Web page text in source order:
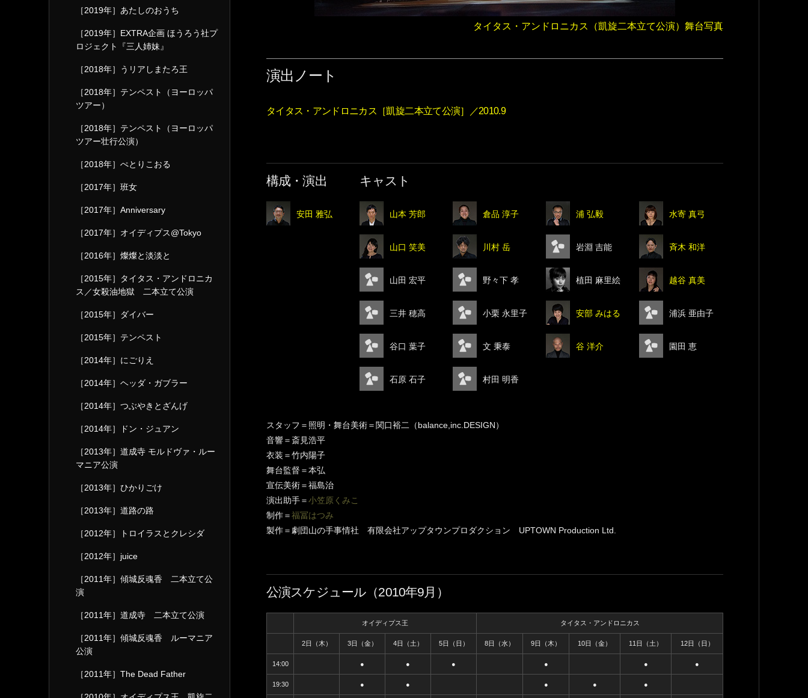
タイタス・アンドロニカス（凱旋二本立て公演）舞台写真
演出ノート
タイタス・アンドロニカス［凱旋二本立て公演］／2010.9
構成・演出
安田 雅弘
キャスト
山本 芳郎 倉品 淳子 浦 弘毅 水寄 真弓
山口 笑美 川村 岳 岩淵 吉能 斉木 和洋
山田 宏平 野々下 孝 植田 麻里絵 越谷 真美
三井 穂高 小栗 永里子 安部 みはる 浦浜 亜由子
谷口 葉子 文 秉泰 谷 洋介 園田 恵
石原 石子 村田 明香
スタッフ＝照明・舞台美術＝関口裕二（balance,inc.DESIGN）
音響＝斎見浩平
衣装＝竹内陽子
舞台監督＝本弘
宣伝美術＝福島治
演出助手＝小笠原くみこ
制作＝福冨はつみ
製作＝劇団山の手事情社 有限会社アップタウンプロダクション UPTOWN Production Ltd.
公演スケジュール（2010年9月）
オイディプス王 タイタス・アンドロニカス
2日（木） 3日（金） 4日（土） 5日（日） 8日（水） 9日（木） 10日（金） 11日（土） 12日（日）
14:00 ● ● ● ● ● ●
19:30 ● ● ● ● ●
［2019年］あたしのおうち
［2019年］EXTRA企画 ほうろう社プ
ロジェクト『三人姉妹』
［2018年］うリアしまたろ王
［2018年］テンペスト（ヨーロッパ
ツアー）
［2018年］テンペスト（ヨーロッパ
ツアー壮行公演）
［2018年］ぺとりこおる
［2017年］班女
［2017年］Anniversary
［2017年］オイディプス@Tokyo
［2016年］燦燦と淡淡と
［2015年］タイタス・アンドロニカ
ス／女殺油地獄 二本立て公演
［2015年］ダイバー
［2015年］テンペスト
［2014年］にごりえ
［2014年］ヘッダ・ガブラー
［2014年］つぶやきとざんげ
［2014年］ドン・ジュアン
［2013年］道成寺 モルドヴァ・ルー
マニア公演
［2013年］ひかりごけ
［2013年］道路の路
［2012年］トロイラスとクレシダ
［2012年］juice
［2011年］傾城反魂香 二本立て公
演
［2011年］道成寺 二本立て公演
［2011年］傾城反魂香 ルーマニア
公演
［2011年］The Dead Father